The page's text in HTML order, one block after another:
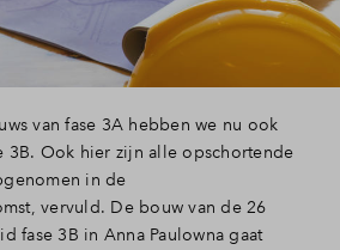
van fase 3A hebben we nu ook
3B. Ook hier zijn alle opschortende
in de
vervuld. De bouw van de 26
fase 3B in Anna Paulowna gaat